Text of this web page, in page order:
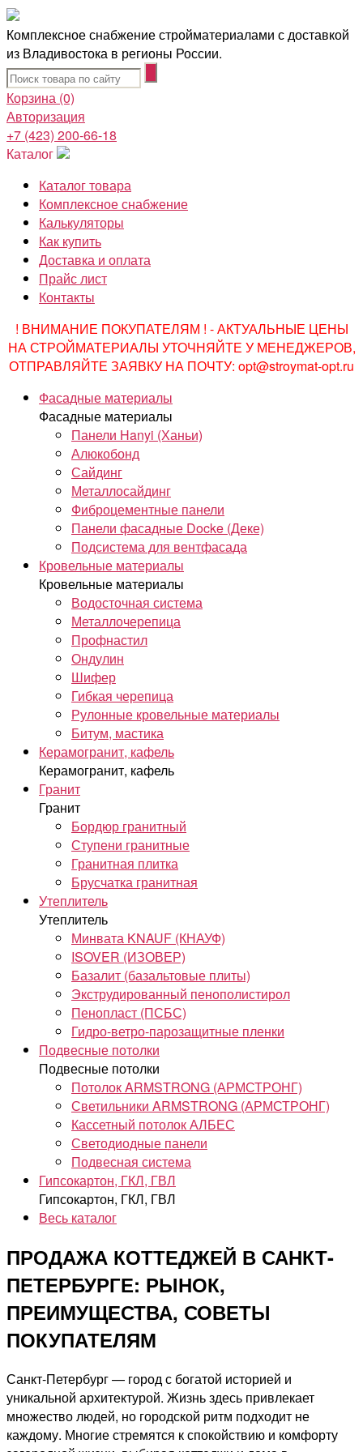
Комплексное снабжение стройматериалами с доставкой
из Владивостока в регионы России.
Корзина (0)
Авторизация
+7 (423) 200-66-18
Каталог
Каталог товара
Комплексное снабжение
Калькуляторы
Как купить
Доставка и оплата
Прайс лист
Контакты
! ВНИМАНИЕ ПОКУПАТЕЛЯМ ! - АКТУАЛЬНЫЕ ЦЕНЫ
НА СТРОЙМАТЕРИАЛЫ УТОЧНЯЙТЕ У МЕНЕДЖЕРОВ,
ОТПРАВЛЯЙТЕ ЗАЯВКУ НА ПОЧТУ: opt@stroymat-opt.ru
Фасадные материалы
Фасадные материалы
Панели Hanyi (Ханьи)
Алюкобонд
Сайдинг
Металлосайдинг
Фиброцементные панели
Панели фасадные Docke (Деке)
Подсистема для вентфасада
Кровельные материалы
Кровельные материалы
Водосточная система
Металлочерепица
Профнастил
Ондулин
Шифер
Гибкая черепица
Рулонные кровельные материалы
Битум, мастика
Керамогранит, кафель
Керамогранит, кафель
Гранит
Гранит
Бордюр гранитный
Ступени гранитные
Гранитная плитка
Брусчатка гранитная
Утеплитель
Утеплитель
Минвата KNAUF (КНАУФ)
ISOVER (ИЗОВЕР)
Базалит (базальтовые плиты)
Экструдированный пенополистирол
Пенопласт (ПСБС)
Гидро-ветро-парозащитные пленки
Подвесные потолки
Подвесные потолки
Потолок ARMSTRONG (АРМСТРОНГ)
Светильники ARMSTRONG (АРМСТРОНГ)
Кассетный потолок АЛБЕС
Светодиодные панели
Подвесная система
Гипсокартон, ГКЛ, ГВЛ
Гипсокартон, ГКЛ, ГВЛ
Весь каталог
ПРОДАЖА КОТТЕДЖЕЙ В САНКТ-
ПЕТЕРБУРГЕ: РЫНОК,
ПРЕИМУЩЕСТВА, СОВЕТЫ
ПОКУПАТЕЛЯМ
Санкт-Петербург — город с богатой историей и
уникальной архитектурой. Жизнь здесь привлекает
множество людей, но городской ритм подходит не
каждому. Многие стремятся к спокойствию и комфорту